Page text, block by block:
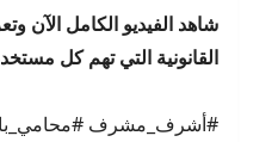
شاهد الفيديو الكامل الآن
القانونية التي تهم كل
#أشرف_مشرف